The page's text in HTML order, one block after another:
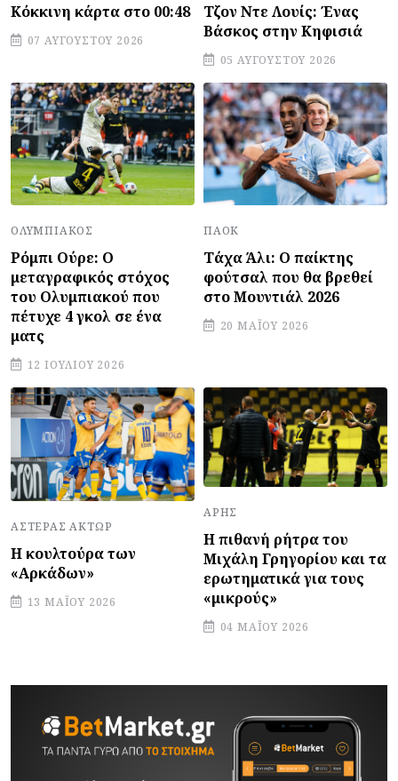
Κόκκινη κάρτα στο 00:48
07 ΑΥΓΟΎΣΤΟΥ 2026
Τζον Ντε Λουίς: Ένας
Βάσκος στην Κηφισιά
05 ΑΥΓΟΎΣΤΟΥ 2026
ΟΛΥΜΠΙΑΚΌΣ
Ρόμπι Ούρε: Ο
μεταγραφικός στόχος
του Ολυμπιακού που
πέτυχε 4 γκολ σε ένα
ματς
12 ΙΟΥΛΊΟΥ 2026
ΠΑΟΚ
Τάχα Άλι: Ο παίκτης
φούτσαλ που θα βρεθεί
στο Μουντιάλ 2026
20 ΜΑΪ́ΟΥ 2026
ΑΣΤΈΡΑΣ ΆΚΤΩΡ
Η κουλτούρα των
«Αρκάδων»
13 ΜΑΪ́ΟΥ 2026
ΆΡΗΣ
Η πιθανή ρήτρα του
Μιχάλη Γρηγορίου και τα
ερωτηματικά για τους
«μικρούς»
04 ΜΑΪ́ΟΥ 2026